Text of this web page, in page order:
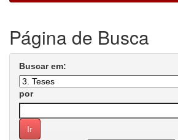
Página de Busca
Buscar em:
por